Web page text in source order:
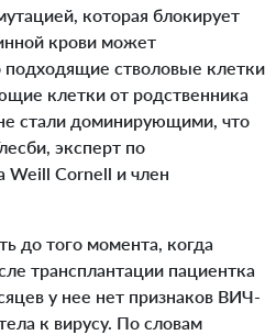
которая блокирует
крови может
подходящие стволовые клетки
клетки от родственника
стали доминирующими, что
эксперт по
Weill Cornell и член
до того момента, когда
трансплантации пациентка
у нее нет признаков ВИЧ-
к вирусу. По словам